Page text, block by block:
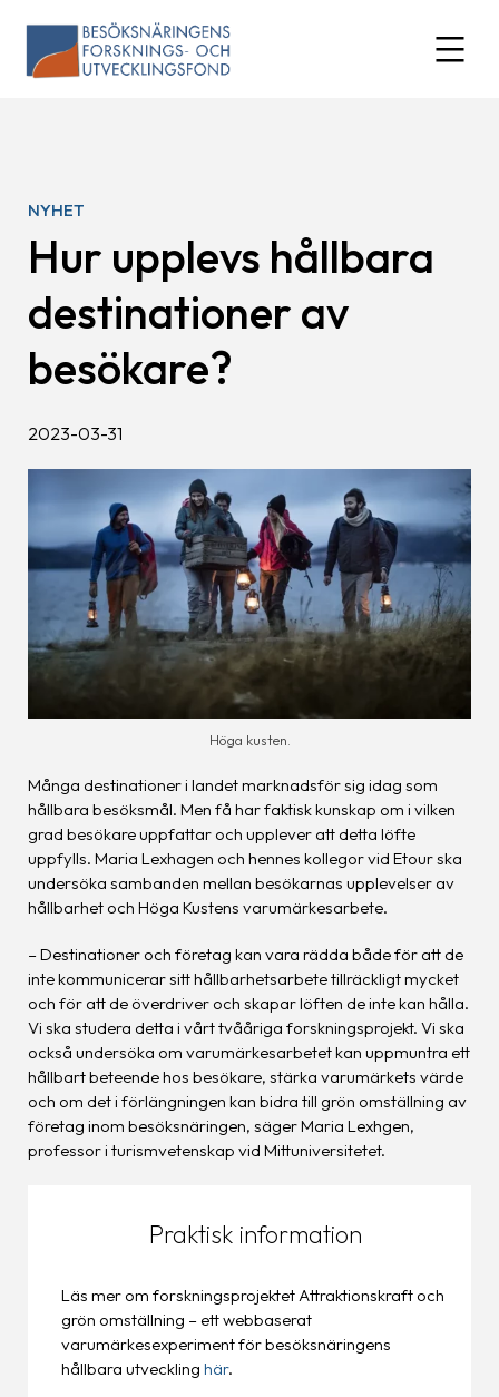
content
NYHET
Hur upplevs hållbara
destinationer av
besökare?
2023-03-31
Höga kusten.
Många destinationer i landet marknadsför sig idag som
hållbara besöksmål. Men få har faktisk kunskap om i vilken
grad besökare uppfattar och upplever att detta löfte
uppfylls. Maria Lexhagen och hennes kollegor vid Etour ska
undersöka sambanden mellan besökarnas upplevelser av
hållbarhet och Höga Kustens varumärkesarbete.
– Destinationer och företag kan vara rädda både för att de
inte kommunicerar sitt hållbarhetsarbete tillräckligt mycket
och för att de överdriver och skapar löften de inte kan hålla.
Vi ska studera detta i vårt tvååriga forskningsprojekt. Vi ska
också undersöka om varumärkesarbetet kan uppmuntra ett
hållbart beteende hos besökare, stärka varumärkets värde
och om det i förlängningen kan bidra till grön omställning av
företag inom besöksnäringen, säger Maria Lexhgen,
professor i turismvetenskap vid Mittuniversitetet.
Praktisk information
Läs mer om forskningsprojektet Attraktionskraft och
grön omställning – ett webbaserat
varumärkesexperiment för besöksnäringens
hållbara utveckling här.